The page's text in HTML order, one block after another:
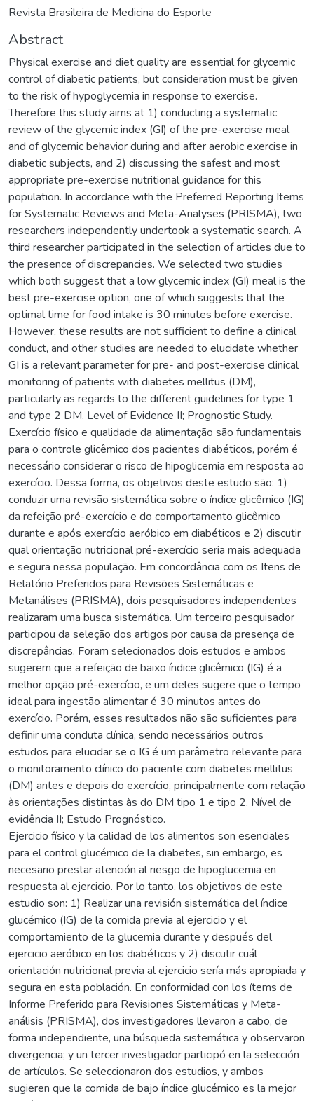
Revista Brasileira de Medicina do Esporte
Abstract
Physical exercise and diet quality are essential for glycemic
control of diabetic patients, but consideration must be given
to the risk of hypoglycemia in response to exercise.
Therefore this study aims at 1) conducting a systematic
review of the glycemic index (GI) of the pre-exercise meal
and of glycemic behavior during and after aerobic exercise in
diabetic subjects, and 2) discussing the safest and most
appropriate pre-exercise nutritional guidance for this
population. In accordance with the Preferred Reporting Items
for Systematic Reviews and Meta-Analyses (PRISMA), two
researchers independently undertook a systematic search. A
third researcher participated in the selection of articles due to
the presence of discrepancies. We selected two studies
which both suggest that a low glycemic index (GI) meal is the
best pre-exercise option, one of which suggests that the
optimal time for food intake is 30 minutes before exercise.
However, these results are not sufficient to define a clinical
conduct, and other studies are needed to elucidate whether
GI is a relevant parameter for pre- and post-exercise clinical
monitoring of patients with diabetes mellitus (DM),
particularly as regards to the different guidelines for type 1
and type 2 DM. Level of Evidence II; Prognostic Study.
Exercício físico e qualidade da alimentação são fundamentais
para o controle glicêmico dos pacientes diabéticos, porém é
necessário considerar o risco de hipoglicemia em resposta ao
exercício. Dessa forma, os objetivos deste estudo são: 1)
conduzir uma revisão sistemática sobre o índice glicêmico (IG)
da refeição pré-exercício e do comportamento glicêmico
durante e após exercício aeróbico em diabéticos e 2) discutir
qual orientação nutricional pré-exercício seria mais adequada
e segura nessa população. Em concordância com os Itens de
Relatório Preferidos para Revisões Sistemáticas e
Metanálises (PRISMA), dois pesquisadores independentes
realizaram uma busca sistemática. Um terceiro pesquisador
participou da seleção dos artigos por causa da presença de
discrepâncias. Foram selecionados dois estudos e ambos
sugerem que a refeição de baixo índice glicêmico (IG) é a
melhor opção pré-exercício, e um deles sugere que o tempo
ideal para ingestão alimentar é 30 minutos antes do
exercício. Porém, esses resultados não são suficientes para
definir uma conduta clínica, sendo necessários outros
estudos para elucidar se o IG é um parâmetro relevante para
o monitoramento clínico do paciente com diabetes mellitus
(DM) antes e depois do exercício, principalmente com relação
às orientações distintas às do DM tipo 1 e tipo 2. Nível de
evidência II; Estudo Prognóstico.
Ejercicio físico y la calidad de los alimentos son esenciales
para el control glucémico de la diabetes, sin embargo, es
necesario prestar atención al riesgo de hipoglucemia en
respuesta al ejercicio. Por lo tanto, los objetivos de este
estudio son: 1) Realizar una revisión sistemática del índice
glucémico (IG) de la comida previa al ejercicio y el
comportamiento de la glucemia durante y después del
ejercicio aeróbico en los diabéticos y 2) discutir cuál
orientación nutricional previa al ejercicio sería más apropiada y
segura en esta población. En conformidad con los ítems de
Informe Preferido para Revisiones Sistemáticas y Meta-
análisis (PRISMA), dos investigadores llevaron a cabo, de
forma independiente, una búsqueda sistemática y observaron
divergencia; y un tercer investigador participó en la selección
de artículos. Se seleccionaron dos estudios, y ambos
sugieren que la comida de bajo índice glucémico es la mejor